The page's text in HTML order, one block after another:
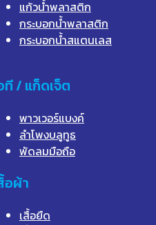
แก้วน้ำพลาสติก
กระบอกน้ำพลาสติก
กระบอกน้ำสแตนเลส
ที / แก็ดเจ็ต
พาวเวอร์แบงค์
ลำโพงบลูทูธ
พัดลมมือถือ
อผ้า
เสื้อยืด